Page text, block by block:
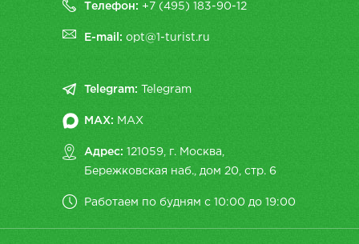
Телефон: +7 (495) 183-90-12
E-mail:opt@1-turist.ru
Telegram: Telegram
MAX: MAX
Адрес: 121059, г. Москва,
Бережковская наб., дом 20, cтр. 6
Работаем по будням с 10:00 до 19:00